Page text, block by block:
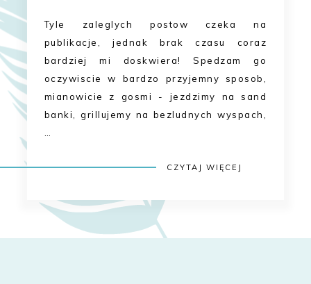
Tyle zaleglych postow czeka na
publikacje, jednak brak czasu coraz
bardziej mi doskwiera! Spedzam go
oczywiscie w bardzo przyjemny sposob,
mianowicie z gosmi - jezdzimy na sand
banki, grillujemy na bezludnych wyspach,
…
CZYTAJ WIĘCEJ